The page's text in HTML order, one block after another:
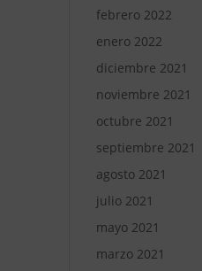
febrero 2022
enero 2022
diciembre 2021
noviembre 2021
octubre 2021
septiembre 2021
agosto 2021
julio 2021
mayo 2021
marzo 2021